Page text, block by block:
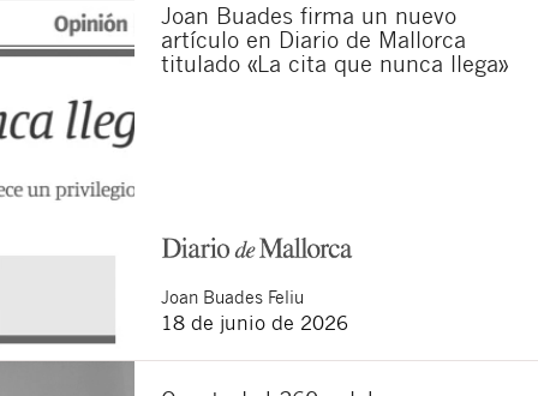
Joan Buades firma un nuevo
artículo en Diario de Mallorca
titulado «La cita que nunca llega»
Joan Buades Feliu
18 de junio de 2026